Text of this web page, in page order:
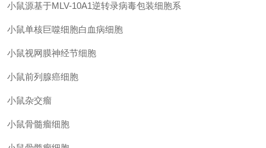
小鼠源基于MLV-10A1逆转录病毒包装细胞系
小鼠单核巨噬细胞白血病细胞
小鼠视网膜神经节细胞
小鼠前列腺癌细胞
小鼠杂交瘤
小鼠骨髓瘤细胞